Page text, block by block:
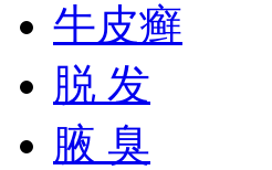
牛皮癣
脱 发
腋 臭